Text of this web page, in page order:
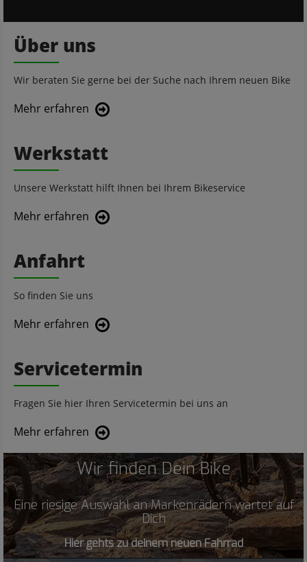
Über uns
Wir beraten Sie gerne bei der Suche nach Ihrem neuen Bike
Mehr erfahren
Werkstatt
Unsere Werkstatt hilft Ihnen bei Ihrem Bikeservice
Mehr erfahren
Anfahrt
So finden Sie uns
Mehr erfahren
Servicetermin
Fragen Sie hier Ihren Servicetermin bei uns an
Mehr erfahren
Wir finden Dein Bike
Eine riesige Auswahl an Markenrädern wartet auf
Dich
Hier gehts zu deinem neuen Fahrrad